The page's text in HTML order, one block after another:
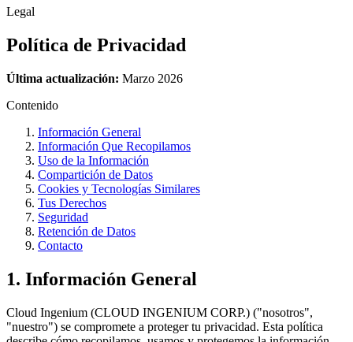
Legal
Política de Privacidad
Última actualización: Marzo 2026
Contenido
Información General
Información Que Recopilamos
Uso de la Información
Compartición de Datos
Cookies y Tecnologías Similares
Tus Derechos
Seguridad
Retención de Datos
Contacto
1. Información General
Cloud Ingenium (CLOUD INGENIUM CORP.) ("nosotros",
"nuestro") se compromete a proteger tu privacidad. Esta política